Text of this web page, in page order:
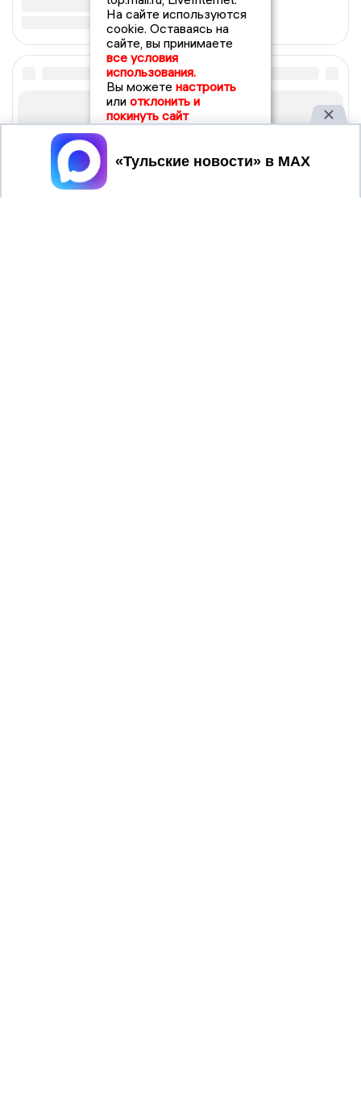
На сайте используются
cookie. Оставаясь на
сайте, вы принимаете
все условия
использования.
Вы можете настроить
или отклонить и
покинуть сайт
Принять